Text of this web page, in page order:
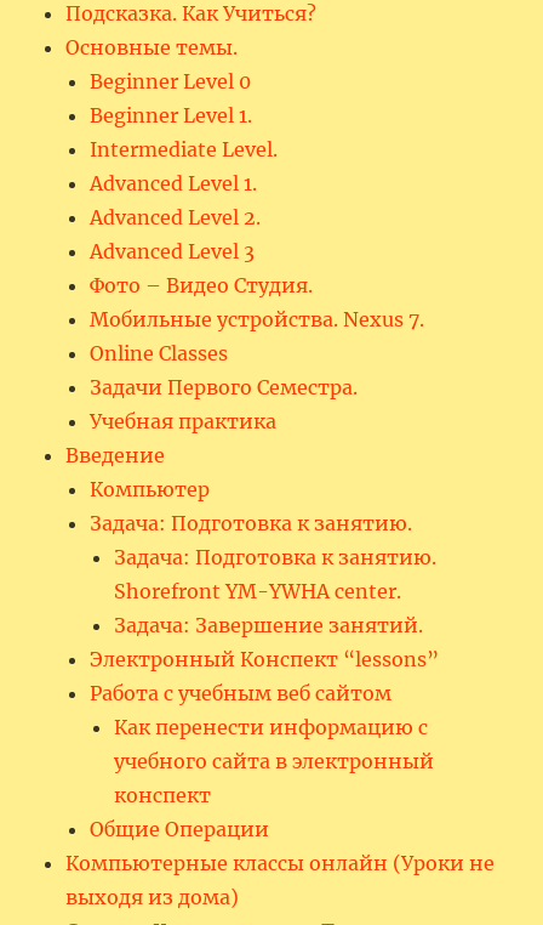
Подсказка. Как Учиться?
Основные темы.
Beginner Level 0
Beginner Level 1.
Intermediate Level.
Advanced Level 1.
Advanced Level 2.
Advanced Level 3
Фото – Видео Студия.
Мобильные устройства. Nexus 7.
Online Classes
Задачи Первого Семестра.
Учебная практика
Введение
Компьютер
Задача: Подготовка к занятию.
Задача: Подготовка к занятию.
Shorefront YM-YWHA center.
Задача: Завершение занятий.
Электронный Конспект “lessons”
Работа с учебным веб сайтом
Как перенести информацию с
учебного сайта в электронный
конспект
Общие Операции
Компьютерные классы онлайн (Уроки не
выходя из дома)